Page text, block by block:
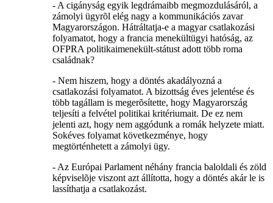
- A cigányság egyik legdrámaibb megmozdulásáról, a
zámolyi ügyrõl elég nagy a kommunikációs zavar
Magyarországon. Hátráltatja-e a magyar csatlakozási
folyamatot, hogy a francia menekültügyi hatóság, az
OFPRA politikaimenekült-státust adott több roma
családnak?
- Nem hiszem, hogy a döntés akadályozná a
csatlakozási folyamatot. A bizottság éves jelentése és
több tagállam is megerõsítette, hogy Magyarország
teljesíti a felvétel politikai kritériumait. De ez nem
jelenti azt, hogy nem aggódunk a romák helyzete miatt.
Sokéves folyamat következménye, hogy
megtörténhetett a zámolyi ügy.
- Az Európai Parlament néhány francia baloldali és zöld
képviselõje viszont azt állította, hogy a döntés akár le is
lassíthatja a csatlakozást.